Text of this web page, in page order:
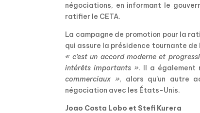
négociations, en informant le
ratifier le CETA.
La campagne de promotion pour la
qui assure la présidence tournante de
« c’est un accord moderne et
intérêts importants ». Il a également
commerciaux », alors qu’un autre
négociation avec les États-Unis.
Joao Costa Lobo et Stefi Kurera